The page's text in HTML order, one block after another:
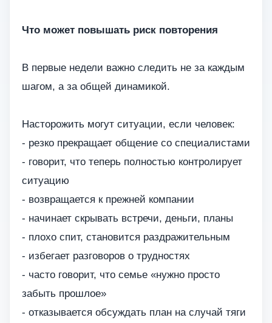
Что может повышать риск повторения
В первые недели важно следить не за каждым
шагом, а за общей динамикой.
Насторожить могут ситуации, если человек:
- резко прекращает общение со специалистами
- говорит, что теперь полностью контролирует
ситуацию
- возвращается к прежней компании
- начинает скрывать встречи, деньги, планы
- плохо спит, становится раздражительным
- избегает разговоров о трудностях
- часто говорит, что семье «нужно просто
забыть прошлое»
- отказывается обсуждать план на случай тяги